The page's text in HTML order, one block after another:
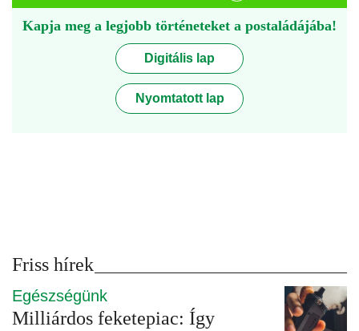
Kapja meg a legjobb történeteket a postaládájába!
Digitális lap
Nyomtatott lap
Friss hírek
Egészségünk
Milliárdos feketepiac: Így